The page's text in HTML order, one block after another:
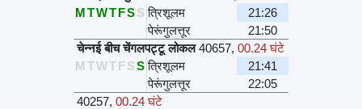
MTWTFSS त्रिशूलम
21:26
पेरूंगुलत्तूर
21:50
चेन्नई बीच चेंगलपट्टू लोकल 40657, 00.24 घंटे
M TWTFSS त्रिशूलम
21:41
पेरूंगुलत्तूर
22:05
40257, 00.24 घंटे